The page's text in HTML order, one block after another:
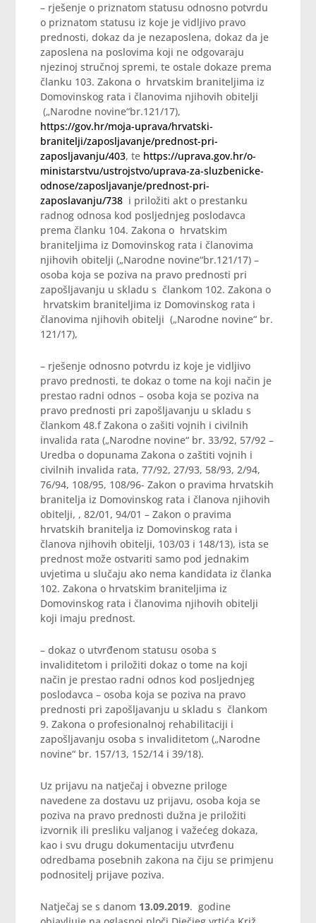
– rješenje o priznatom statusu odnosno potvrdu
o priznatom statusu iz koje je vidljivo pravo
prednosti, dokaz da je nezaposlena, dokaz da je
zaposlena na poslovima koji ne odgovaraju
njezinoj stručnoj spremi, te ostale dokaze prema
članku 103. Zakona o hrvatskim braniteljima iz
Domovinskog rata i članovima njihovih obitelji
(„Narodne novine“br.121/17),
https://gov.hr/moja-uprava/hrvatski-
branitelji/zaposljavanje/prednost-pri-
zaposljavanju/403, te https://uprava.gov.hr/o-
ministarstvu/ustrojstvo/uprava-za-sluzbenicke-
odnose/zaposljavanje/prednost-pri-
zaposlavanju/738 i priložiti akt o prestanku
radnog odnosa kod posljednjeg poslodavca
prema članku 104. Zakona o hrvatskim
braniteljima iz Domovinskog rata i članovima
njihovih obitelji („Narodne novine“br.121/17) –
osoba koja se poziva na pravo prednosti pri
zapošljavanju u skladu s člankom 102. Zakona o
hrvatskim braniteljima iz Domovinskog rata i
članovima njihovih obitelji („Narodne novine“ br.
121/17),
– rješenje odnosno potvrdu iz koje je vidljivo
pravo prednosti, te dokaz o tome na koji način je
prestao radni odnos – osoba koja se poziva na
pravo prednosti pri zapošljavanju u skladu s
člankom 48.f Zakona o zašiti vojnih i civilnih
invalida rata („Narodne novine“ br. 33/92, 57/92 –
Uredba o dopunama Zakona o zaštiti vojnih i
civilnih invalida rata, 77/92, 27/93, 58/93, 2/94,
76/94, 108/95, 108/96- Zakon o pravima hrvatskih
branitelja iz Domovinskog rata i članova njihovih
obitelji, , 82/01, 94/01 – Zakon o pravima
hrvatskih branitelja iz Domovinskog rata i
članova njihovih obitelji, 103/03 i 148/13), ista se
prednost može ostvariti samo pod jednakim
uvjetima u slučaju ako nema kandidata iz članka
102. Zakona o hrvatskim braniteljima iz
Domovinskog rata i članovima njihovih obitelji
koji imaju prednost.
– dokaz o utvrđenom statusu osoba s
invaliditetom i priložiti dokaz o tome na koji
način je prestao radni odnos kod posljednjeg
poslodavca – osoba koja se poziva na pravo
prednosti pri zapošljavanju u skladu s člankom
9. Zakona o profesionalnoj rehabilitaciji i
zapošljavanju osoba s invaliditetom („Narodne
novine“ br. 157/13, 152/14 i 39/18).
Uz prijavu na natječaj i obvezne priloge
navedene za dostavu uz prijavu, osoba koja se
poziva na pravo prednosti dužna je priložiti
izvornik ili presliku valjanog i važećeg dokaza,
kao i svu drugu dokumentaciju utvrđenu
odredbama posebnih zakona na čiju se primjenu
podnositelj prijave poziva.
Natječaj se s danom 13.09.2019. godine